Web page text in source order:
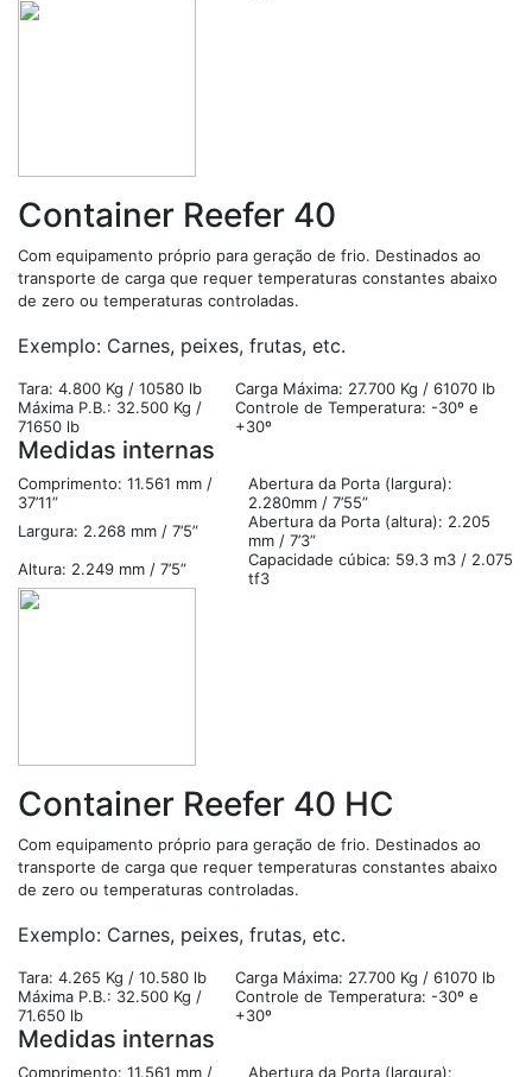
Container Reefer 40
Com equipamento próprio para geração de frio. Destinados ao
transporte de carga que requer temperaturas constantes abaixo
de zero ou temperaturas controladas.
Exemplo: Carnes, peixes, frutas, etc.
Tara: 4.800 Kg / 10580 lb
Carga Máxima: 27.700 Kg / 61070 lb
Máxima P.B.: 32.500 Kg /
71650 lb
Controle de Temperatura: -30º e
+30º
Medidas internas
Comprimento: 11.561 mm /
37’11”
Abertura da Porta (largura):
2.280mm / 7’55”
Largura: 2.268 mm / 7’5”
Abertura da Porta (altura): 2.205
mm / 7’3”
Altura: 2.249 mm / 7’5”
Capacidade cúbica: 59.3 m3 / 2.075
tf3
Container Reefer 40 HC
Com equipamento próprio para geração de frio. Destinados ao
transporte de carga que requer temperaturas constantes abaixo
de zero ou temperaturas controladas.
Exemplo: Carnes, peixes, frutas, etc.
Tara: 4.265 Kg / 10.580 lb
Carga Máxima: 27.700 Kg / 61070 lb
Máxima P.B.: 32.500 Kg /
71.650 lb
Controle de Temperatura: -30º e
+30º
Medidas internas
Comprimento: 11.561 mm / Abertura da Porta (largura):